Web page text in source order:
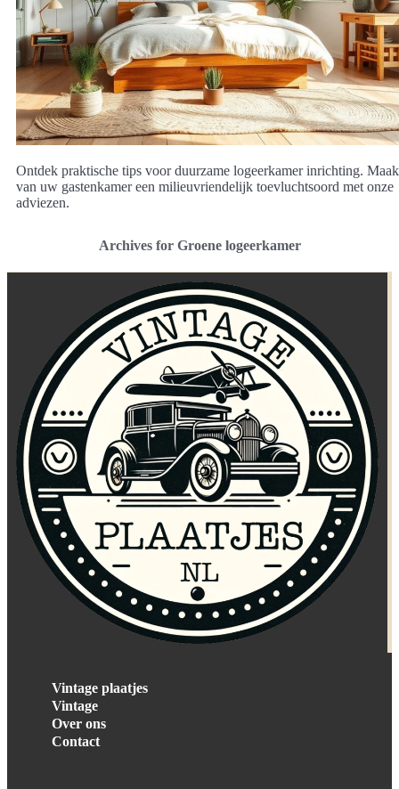
Ontdek praktische tips voor duurzame logeerkamer inrichting. Maak
van uw gastenkamer een milieuvriendelijk toevluchtsoord met onze
adviezen.
Archives for Groene logeerkamer
Vintage plaatjes
Vintage
Over ons
Contact